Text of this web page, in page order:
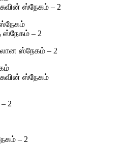
ஸ்நேகம் – 2
ஸ்நேகம் – 2
ஸ்நேகம் – 2
ஸ்நேகம்
2
– 2